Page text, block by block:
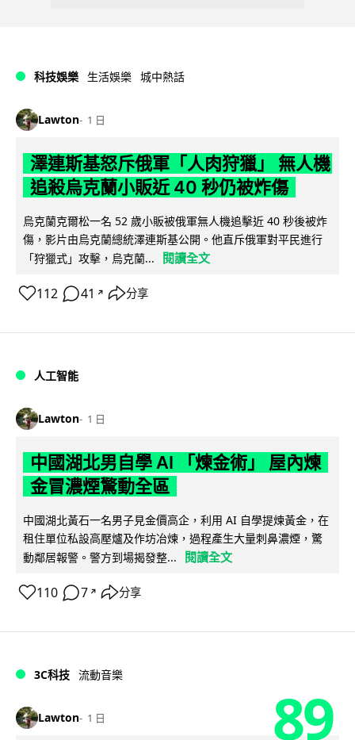
科技娛樂 生活娛樂 城中熱話
Lawton 1 日
澤連斯基怒斥俄軍「人肉狩獵」 無人機
追殺烏克蘭小販近 40 秒仍被炸傷
烏克蘭克爾松一名 52 歲小販被俄軍無人機追擊近 40 秒後被炸
傷，影片由烏克蘭總統澤連斯基公開。他直斥俄軍對平民進行
「狩獵式」攻擊，烏克蘭...
閱讀全文
112 41 ↗ 分享
人工智能
Lawton 1 日
中國湖北男自學 AI 「煉金術」 屋內煉
金冒濃煙驚動全區
中國湖北黃石一名男子見金價高企，利用 AI 自學提煉黃金，在
租住單位私設高壓爐及作坊冶煉，過程產生大量刺鼻濃煙，驚
動鄰居報警。警方到場揭發整...
閱讀全文
110 7 ↗ 分享
3C科技 流動音樂
Lawton 1 日 89